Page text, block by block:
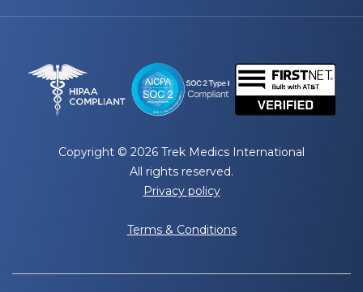
Copyright © 2026 Trek Medics International
All rights reserved.
Privacy policy
Terms & Conditions